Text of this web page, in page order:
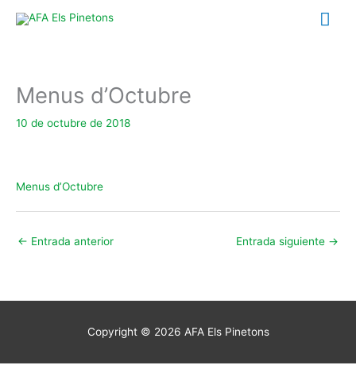
Menus d’Octubre
10 de octubre de 2018
Menus d’Octubre
← Entrada anterior Entrada siguiente →
Copyright © 2026 AFA Els Pinetons